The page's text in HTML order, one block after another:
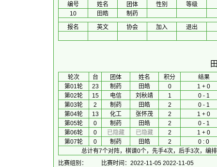
编号 姓名 团体 性别
等级
10
田皓
制药
报名
英文 协会 加入 退出
轮次 台 团体 姓名 积分
结果
第01轮
23 制药 田皓 0
1 + 0
第02轮
15 电信 刘秋靖 1
0 - 1
第03轮
2 制药 田皓 2
0 - 1
第04轮
13 化工 张怀茂 2
1 + 0
第05轮
0 制药 田皓 2
0 - 1
第06轮
0 已隐藏 已隐藏 2
1 + 0
第07轮
0 制药 田皓 2
0 : 0
总计有7个对阵，棋谱0个，先手4次，后手3次，编
比赛组别：
比赛时间：2022-11-05 2022-11-05